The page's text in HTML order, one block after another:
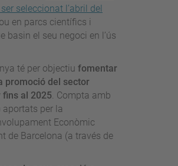
seleccionat l’abril del
en parcs científics i
basin el seu negoci en l’ús
té per objectiu fomentar
promoció del sector
fins al 2025. Compta amb
per la
Econòmic
de Barcelona (a través de